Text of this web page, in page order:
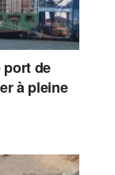
port de
à pleine